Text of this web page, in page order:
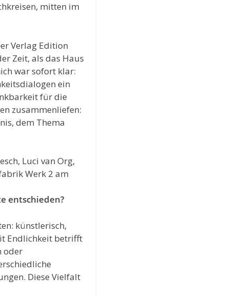
mitten im
Verlag Edition
Zeit, als das Haus
war sofort klar:
ein
für die
zusammenliefen:
dem Thema
entschieden?
künstlerisch,
Endlichkeit betrifft
oder
Diese Vielfalt